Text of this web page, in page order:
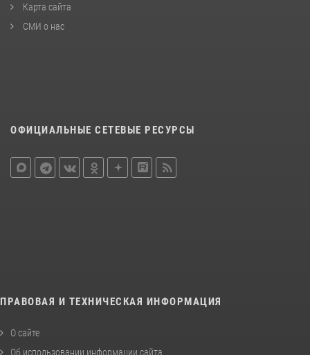
Карта сайта
СМИ о нас
ОФИЦИАЛЬНЫЕ СЕТЕВЫЕ РЕСУРСЫ
ПРАВОВАЯ И ТЕХНИЧЕСКАЯ ИНФОРМАЦИЯ
О сайте
Об использовании информации сайта